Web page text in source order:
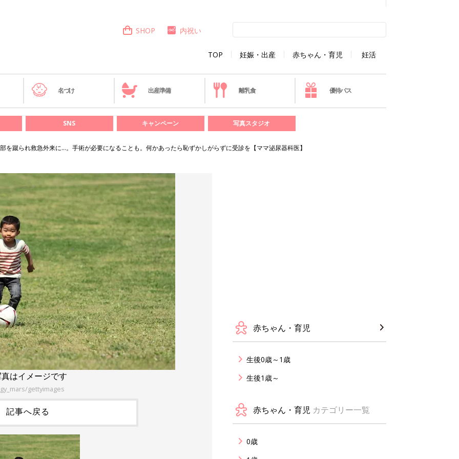
TOP 妊娠・出産 赤ちゃん・育児 妊活
SHOP 内祝い
名づけ 出産準備 離乳食 優待パス
SNS キャンペーン 写真スタジオ
を蹴られ救急外来に…。手術が必要になることも。何かあったら恥ずかしがらずに受診を【ママ泌尿器科医】
はイメージです
gettyimages
記事へ戻る
赤ちゃん・育児
生後0歳～1歳
生後1歳～
赤ちゃん・育児 カテゴリー一覧
0歳